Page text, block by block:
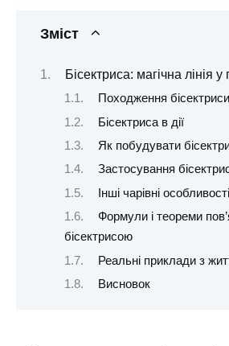
Зміст
Бісектриса: магічна лінія у
Походження
Бісектриса в дії
Як побудувати
Застосування
Інші чарівні
Формули і теореми
бісектрисою
Реальні приклади з
Висновок